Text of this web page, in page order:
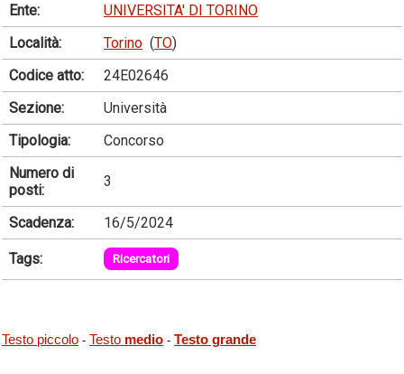
Ente:
UNIVERSITA' DI TORINO
Località:
Torino (TO)
Codice atto:
24E02646
Sezione:
Università
Tipologia:
Concorso
Numero di
posti:
3
Scadenza: 16/5/2024
Tags: Ricercatori
Testo piccolo - Testo medio - Testo grande